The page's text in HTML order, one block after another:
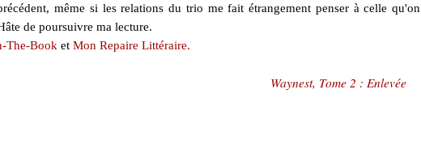
même si les relations du trio me fait étrangement penser à celle qu'on
de poursuivre ma lecture.
The-Book et Mon Repaire Littéraire.
Waynest, Tome 2 : Enlevée